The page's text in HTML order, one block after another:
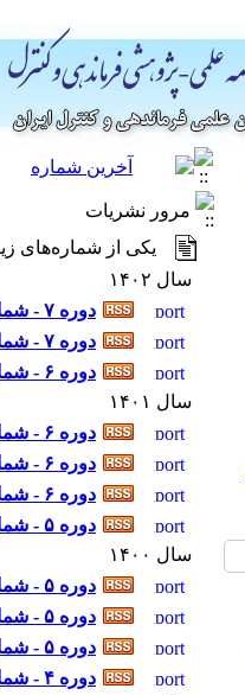
مرور نشریات
یکی از شماره‌های
سال ۱۴۰۲
دوره ۷ - شماره ۲
دوره ۷ - شماره ۱
دوره ۶ - شماره ۴
سال ۱۴۰۱
دوره ۶ - شماره ۳
دوره ۶ - شماره ۲
دوره ۶ - شماره ۱
دوره ۵ - شماره ۴
سال ۱۴۰۰
دوره ۵ - شماره ۳
دوره ۵ - شماره ۲
دوره ۵ - شماره ۱
دوره ۴ - شماره ۴